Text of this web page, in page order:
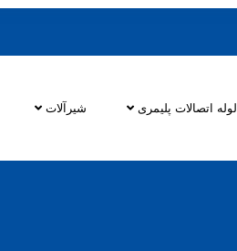
لوله اتصالات پلیمری شیرآلات